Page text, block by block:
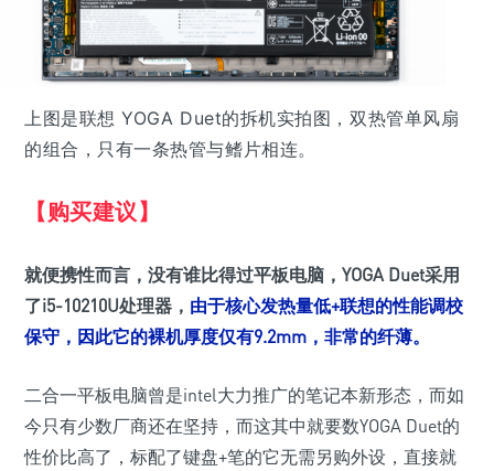
上图是联想 YOGA Duet的拆机实拍图，双热管单风扇
的组合，只有一条热管与鳍片相连。
【购买建议】
就便携性而言，没有谁比得过平板电脑，YOGA Duet采用
了i5-10210U处理器， 由于核心发热量低+联想的性能调校
保守，因此它的裸机厚度仅有9.2mm，非常的纤薄。
二合一平板电脑曾是intel大力推广的笔记本新形态，而如
今只有少数厂商还在坚持，而这其中就要数YOGA Duet的
性价比高了，标配了键盘+笔的它无需另购外设，直接就